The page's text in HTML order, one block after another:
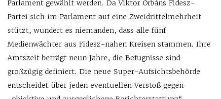
Parlament gewählt werden. Da Viktor Orbáns Fidesz-
Partei sich im Parlament auf eine Zweidrittelmehrheit
stützt, wundert es niemanden, dass alle fünf
Medienwächter aus Fidesz-nahen Kreisen stammen. Ihre
Amtszeit beträgt neun Jahre, die Befugnisse sind
großzügig definiert. Die neue Super-Aufsichtsbehörde
entscheidet über jeden eventuellen Verstoß gegen